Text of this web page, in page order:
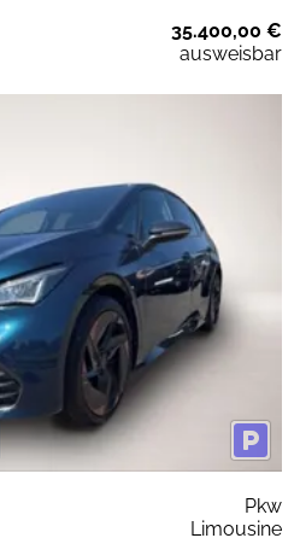
35.400,00 €
ausweisbar
Pkw
Limousine